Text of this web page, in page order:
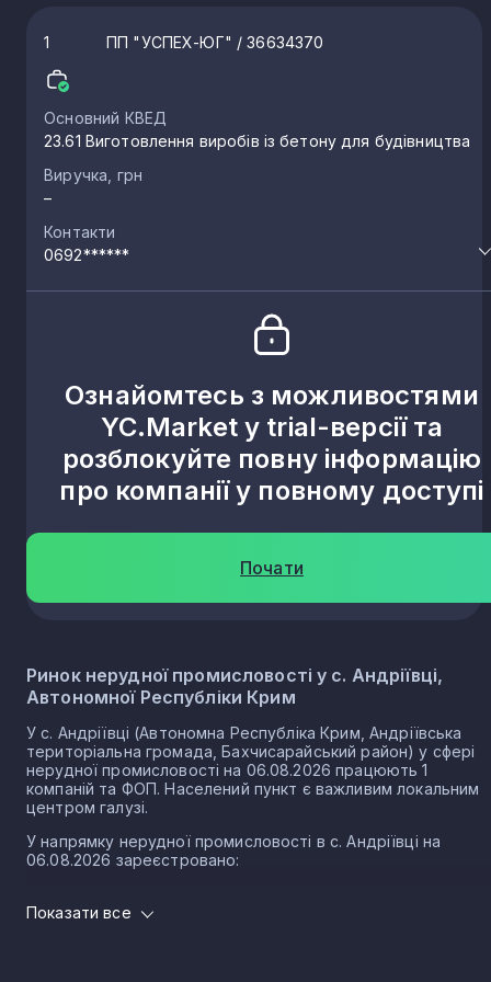
1 ПП "УСПЕХ-ЮГ" / 36634370
Основний КВЕД
23.61 Виготовлення виробів із бетону для будівництва
Виручка, грн
–
Контакти
0692******
Ознайомтесь з можливостями
YC.Market у trial-версії та
розблокуйте повну інформацію
про компанії у повному доступі
Почати
Ринок нерудної промисловості у с. Андріївці,
Автономної Республіки Крим
У с. Андріївці (Автономна Республіка Крим, Андріївська
територіальна громада, Бахчисарайський район) у сфері
нерудної промисловості на 06.08.2026 працюють 1
компаній та ФОП. Населений пункт є важливим локальним
центром галузі.
У напрямку нерудної промисловості в с. Андріївці на
06.08.2026 зареєстровано:
0 ФОП
Показати все